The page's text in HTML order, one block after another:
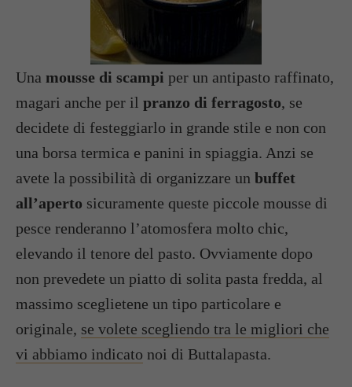
Una mousse di scampi per un antipasto raffinato,
magari anche per il pranzo di ferragosto, se
decidete di festeggiarlo in grande stile e non con
una borsa termica e panini in spiaggia. Anzi se
avete la possibilità di organizzare un buffet
all’aperto sicuramente queste piccole mousse di
pesce renderanno l’atomosfera molto chic,
elevando il tenore del pasto. Ovviamente dopo
non prevedete un piatto di solita pasta fredda, al
massimo sceglietene un tipo particolare e
originale, se volete scegliendo tra le migliori che
vi abbiamo indicato noi di Buttalapasta.